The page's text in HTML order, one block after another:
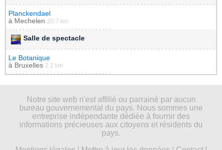
Planckendael
à Mechelen 20.7 km
Salle de spectacle
Le Botanique
à Bruxelles 2.2 km
Notre site web n'est affilié ou parrainé par aucun
bureau gouvernemental du pays. Nous sommes une
entreprise indépendante dédiée à fournir des
informations précieuses aux citoyens et résidents du
pays.